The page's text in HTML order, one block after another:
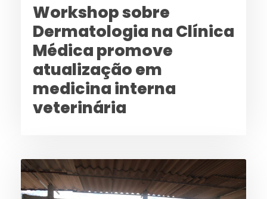
Workshop sobre
Dermatologia na Clínica
Médica promove
atualização em
medicina interna
veterinária